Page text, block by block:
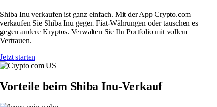
Shiba Inu verkaufen ist ganz einfach. Mit der App Crypto.com
verkaufen Sie Shiba Inu gegen Fiat-Währungen oder tauschen es
gegen andere Kryptos. Verwalten Sie Ihr Portfolio mit vollem
Vertrauen.
Jetzt starten
Vorteile beim Shiba Inu-Verkauf